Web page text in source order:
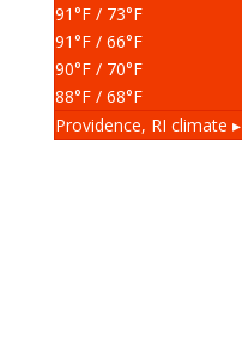
91°F/ 73°F
91°F/ 66°F
90°F/ 70°F
88°F/ 68°F
Providence, RI climate ▸